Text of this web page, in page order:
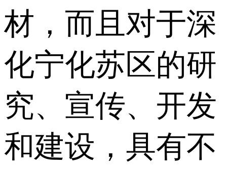
材，而且对于深
化宁化苏区的研
究、宣传、开发
和建设，具有不